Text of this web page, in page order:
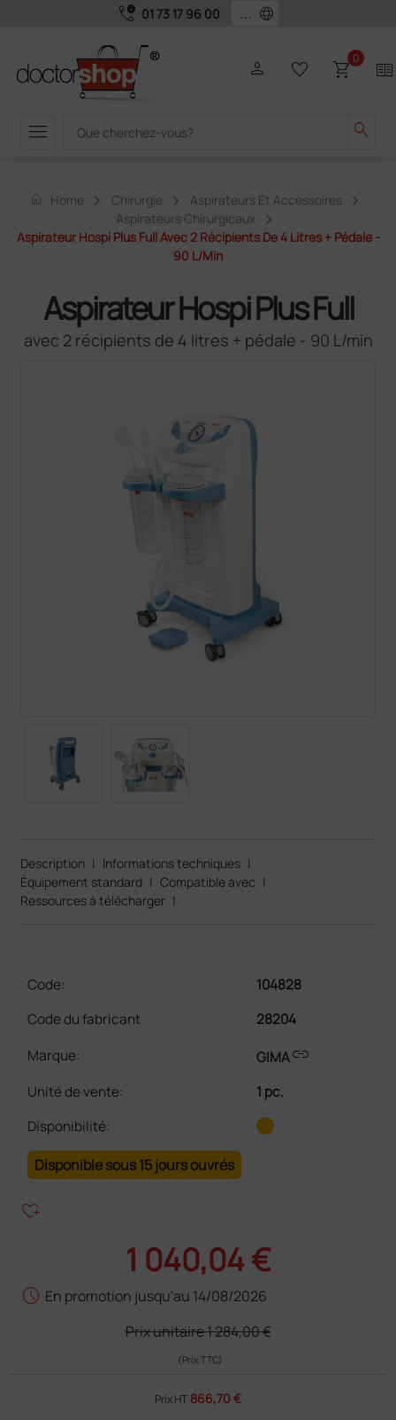
call_quality 01 73 17 96 00 language
menu search
person favorite_border shopping_cart0 two_pager
home Home Chirurgie
Aspirateurs Et Accessoires
Aspirateurs Chirurgicaux
Aspirateur Hospi Plus Full Avec 2 Récipients De 4 Litres + Pédale -
90 L/min
Aspirateur Hospi Plus Full
avec 2 récipients de 4 litres + pédale - 90 L/min
Description | Informations techniques |
Équipement standard | Compatible avec |
Ressources à télécharger |
Code:
104828
Code du fabricant
28204
Marque:
GIMAlink
Unité de vente:
1 pc.
Disponibilité:
Disponible sous 15 jours ouvrés
heart_plus
1 040,04 €
schedule En promotion jusqu'au 14/08/2026
Prix unitaire1 284,00 €
(Prix TTC)
Prix HT 866,70 €